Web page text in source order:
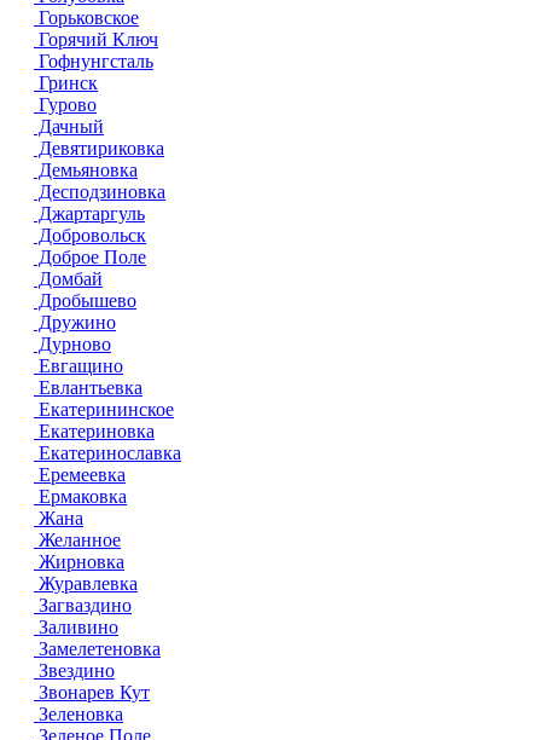
Горьковское
Горячий Ключ
Гофнунгсталь
Гринск
Гурово
Дачный
Девятириковка
Демьяновка
Десподзиновка
Джартаргуль
Добровольск
Доброе Поле
Домбай
Дробышево
Дружино
Дурново
Евгащино
Евлантьевка
Екатерининское
Екатериновка
Екатеринославка
Еремеевка
Ермаковка
Жана
Желанное
Жирновка
Журавлевка
Загваздино
Заливино
Замелетеновка
Звездино
Звонарев Кут
Зеленовка
Зеленое Поле